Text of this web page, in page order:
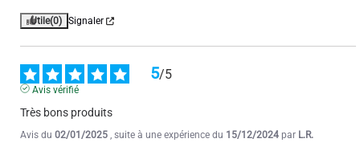
Utile(0) Signaler
5/5
Avis vérifié
Très bons produits
Avis du 02/01/2025 , suite à une expérience du 15/12/2024 par L.R.